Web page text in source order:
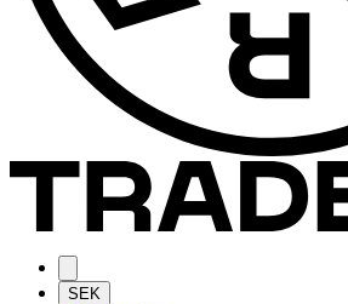
SEK